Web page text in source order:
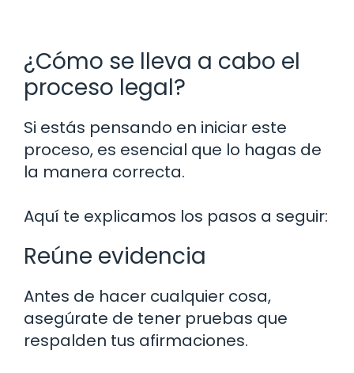
¿Cómo se lleva a cabo el
proceso legal?
Si estás pensando en iniciar este
proceso, es esencial que lo hagas de
la manera correcta.
Aquí te explicamos los pasos a seguir:
Reúne evidencia
Antes de hacer cualquier cosa,
asegúrate de tener pruebas que
respalden tus afirmaciones.